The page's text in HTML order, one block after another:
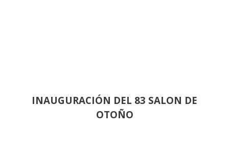
INAUGURACIÓN DEL 83 SALON DE
OTOÑO